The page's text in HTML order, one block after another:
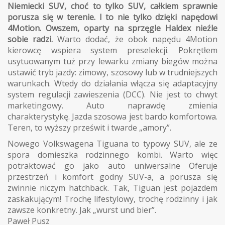
Niemiecki SUV, choć to tylko SUV, całkiem sprawnie
porusza się w terenie. I to nie tylko dzięki napędowi
4Motion. Owszem, oparty na sprzęgle Haldex nieźle
sobie radzi. Warto dodać, że obok napędu 4Motion
kierowcę wspiera system preselekcji. Pokrętłem
usytuowanym tuż przy lewarku zmiany biegów można
ustawić tryb jazdy: zimowy, szosowy lub w trudniejszych
warunkach. Wtedy do działania włącza się adaptacyjny
system regulacji zawieszenia (DCC). Nie jest to chwyt
marketingowy. Auto naprawdę zmienia
charakterystykę. Jazda szosowa jest bardo komfortowa.
Teren, to wyższy prześwit i twarde „amory”.
Nowego Volkswagena Tiguana to typowy SUV, ale ze
spora domieszka rodzinnego kombi. Warto więc
potraktować go jako auto uniwersalne Oferuje
przestrzeń i komfort godny SUV-a, a porusza się
zwinnie niczym hatchback. Tak, Tiguan jest pojazdem
zaskakującym! Trochę lifestylowy, trochę rodzinny i jak
zawsze konkretny. Jak „wurst und bier”.
Paweł Pusz